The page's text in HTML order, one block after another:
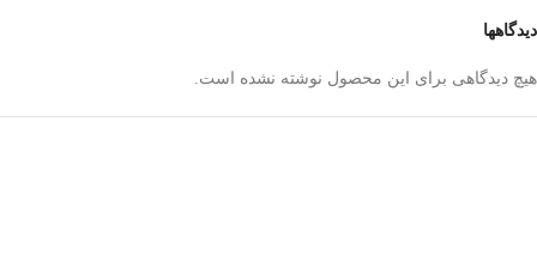
دیدگاهها
هیچ دیدگاهی برای این محصول نوشته نشده است.